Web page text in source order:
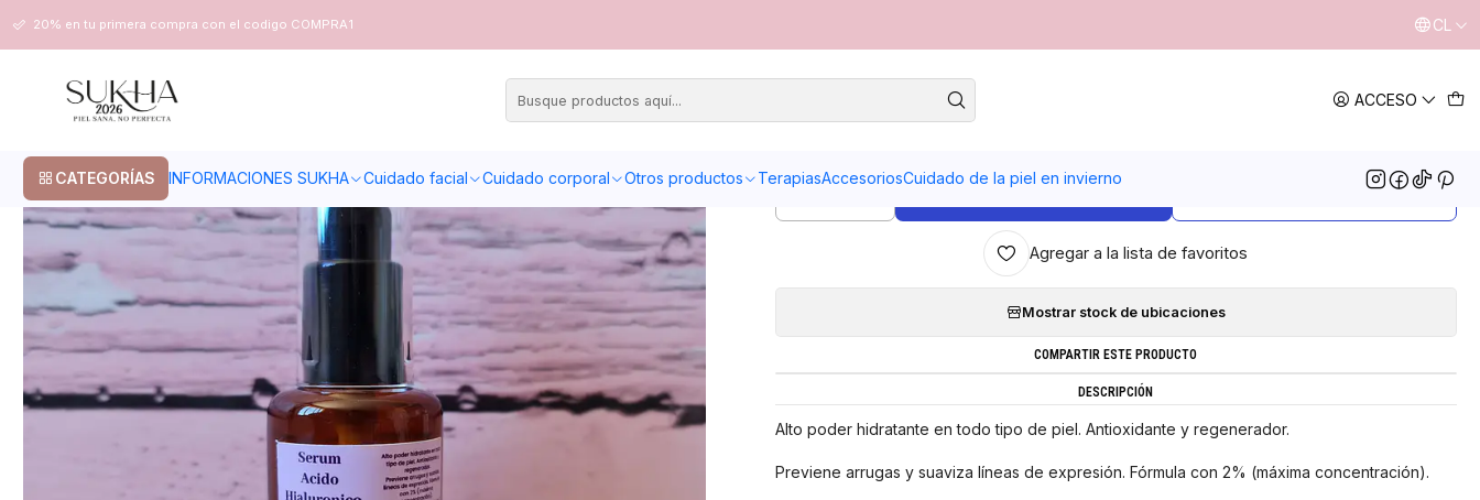
ACCESO
CATEGORÍAS INFORMACIONES SUKHA Cuidado facial Cuidado corporal Otros productos TerapiasAccesoriosCuidado de la piel en invierno
20% en tu primera compra con el codigo COMPRA1 CL
Inicio Cuidado facial Piel grasa Serum acido hialuronico
Serum acido hialuronico
Cantidad
COMPRAR AHORA
Agregar a la lista de favoritos
Mostrar stock de ubicaciones
COMPARTIR ESTE PRODUCTO
DESCRIPCIÓN
Alto poder hidratante en todo tipo de piel. Antioxidante y regenerador.
Previene arrugas y suaviza líneas de expresión. Fórmula con 2% (máxima concentración).